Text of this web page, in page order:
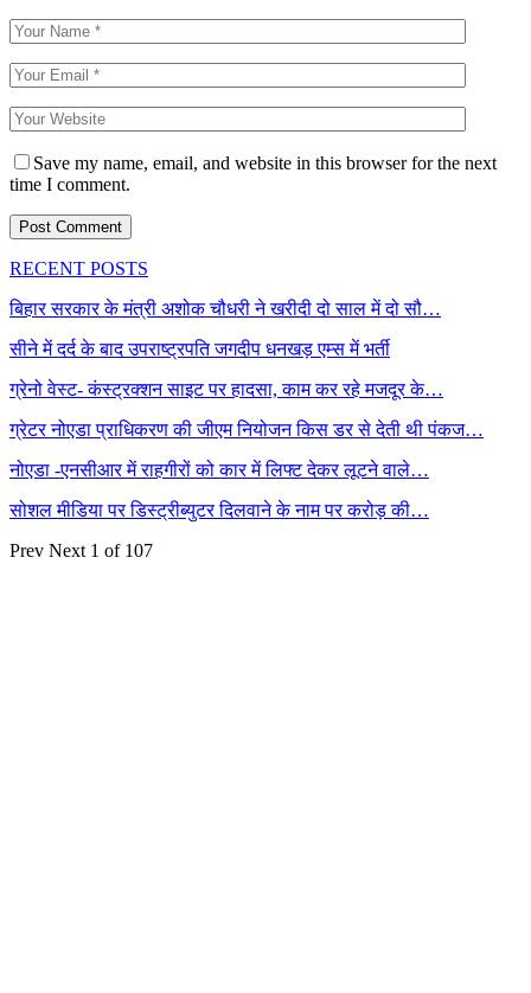
Save my name, email, and website in this browser for the next
time I comment.
RECENT POSTS
बिहार सरकार के मंत्री अशोक चौधरी ने खरीदी दो साल में दो सौ…
सीने में दर्द के बाद उपराष्ट्रपति जगदीप धनखड़ एम्स में भर्ती
ग्रेनो वेस्ट- कंस्ट्रक्शन साइट पर हादसा, काम कर रहे मजदूर के…
ग्रेटर नोएडा प्राधिकरण की जीएम नियोजन किस डर से देती थी पंकज…
नोएडा -एनसीआर में राहगीरों को कार में लिफ्ट देकर लूटने वाले…
सोशल मीडिया पर डिस्ट्रीब्युटर दिलवाने के नाम पर करोड़ की…
Prev Next 1 of 107